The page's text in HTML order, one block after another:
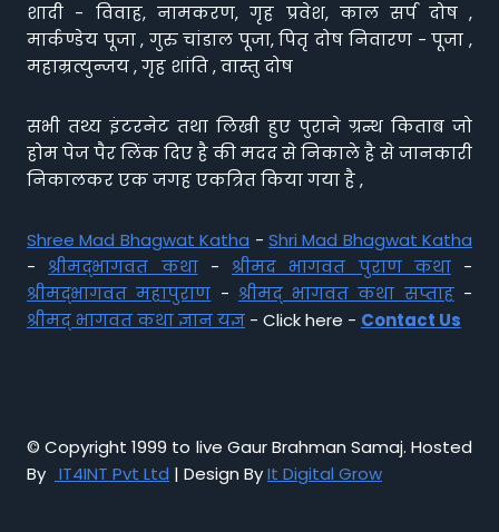
शादी - विवाह, नामकरण, गृह प्रवेश, काल सर्प दोष ,
मार्कण्डेय पूजा , गुरु चांडाल पूजा, पितृ दोष निवारण - पूजा ,
महाम्रत्युन्जय , गृह शांति , वास्तु दोष
सभी तथ्य इंटरनेट तथा लिखी हुए पुराने ग्रन्थ किताब जो
होम पेज पैर लिंक दिए है की मदद से निकाले है से जानकारी
निकालकर एक जगह एकत्रित किया गया है ,
Shree Mad Bhagwat Katha - Shri Mad Bhagwat Katha
- श्रीमद्भागवत कथा- श्रीमद भागवत पुराण कथा-
श्रीमद्भागवत महापुराण - श्रीमद् भागवत कथा सप्ताह-
श्रीमद् भागवत कथा ज्ञान यज्ञ - Click here - Contact Us
© Copyright 1999 to live Gaur Brahman Samaj. Hosted
By IT4INT Pvt Ltd | Design ByIt Digital Grow